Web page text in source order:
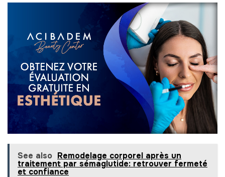
See also Remodelage corporel après un
traitement par sémaglutide: retrouver fermeté
et confiance